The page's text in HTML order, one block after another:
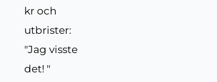
kr och
utbrister:
"Jag visste
det! "